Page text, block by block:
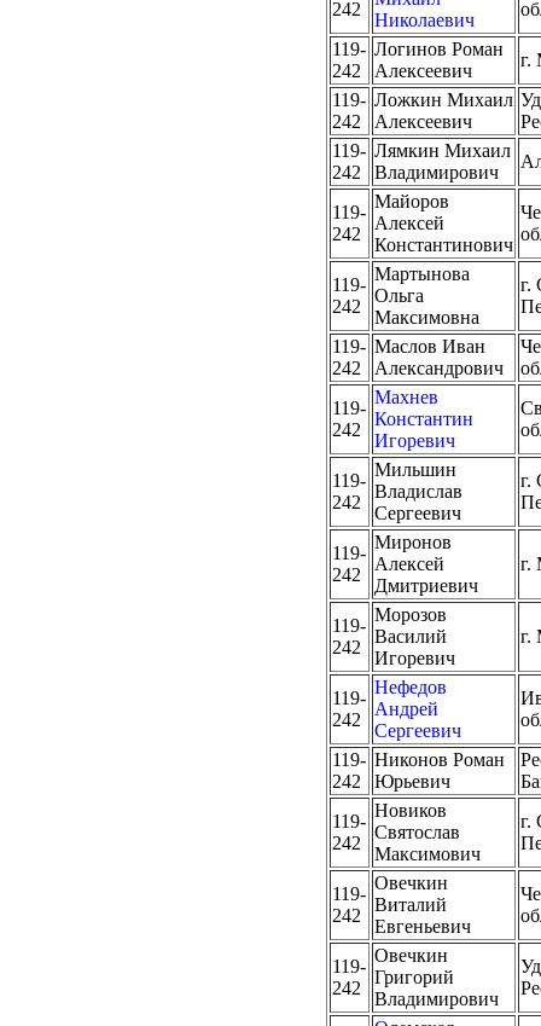
242
Николаевич
119-
242
Логинов Роман
Алексеевич
г.
119-
242
Ложкин Михаил
Алексеевич
119-
242
Лямкин Михаил
Владимирович
119-
242
Майоров
Алексей
Константинович
119-
242
Мартынова
Ольга
Максимовна
г.
119-
242
Маслов Иван
Александрович
119-
242
Махнев
Константин
Игоревич
119-
242
Мильшин
Владислав
Сергеевич
г.
119-
242
Миронов
Алексей
Дмитриевич
г.
119-
242
Морозов
Василий
Игоревич
г.
119-
242
Нефедов
Андрей
Сергеевич
119-
242
Никонов Роман
Юрьевич
119-
242
Новиков
Святослав
Максимович
г.
119-
242
Овечкин
Виталий
Евгеньевич
119-
242
Овечкин
Григорий
Владимирович